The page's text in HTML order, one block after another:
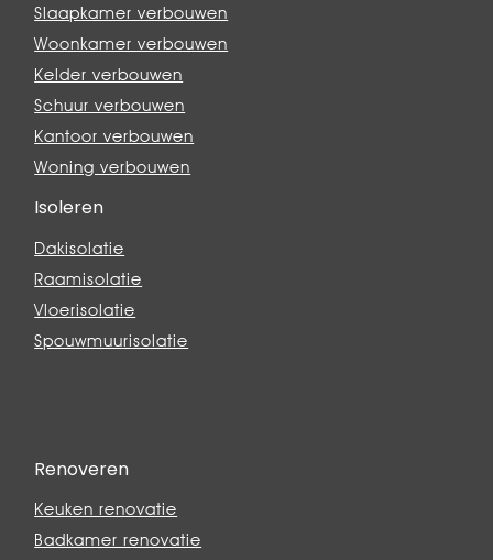
Slaapkamer verbouwen
Woonkamer verbouwen
Kelder verbouwen
Schuur verbouwen
Kantoor verbouwen
Woning verbouwen
Isoleren
Dakisolatie
Raamisolatie
Vloerisolatie
Spouwmuurisolatie
Renoveren
Keuken renovatie
Badkamer renovatie